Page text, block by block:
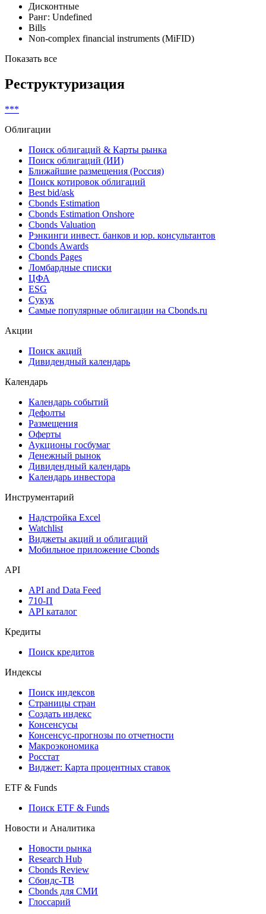
Классификатор выпуска
Дисконтные
Ранг: Undefined
Реструктуризация
Облигации
Поиск облигаций & Карты рынка
Поиск облигаций (ИИ)
Ближайшие размещения (Россия)
Поиск котировок облигаций
Best bid/ask
Cbonds Estimation
Cbonds Estimation Onshore
Cbonds Valuation
Рэнкинги инвест. банков и юр. консультантов
Cbonds Awards
Cbonds Pages
Ломбардные списки
ESG
Самые популярные облигации на Cbonds.ru
Дивидендный календарь
Календарь
Календарь событий
Дефолты
Размещения
Оферты
Аукционы госбумаг
Денежный рынок
Календарь инвестора
Инструментарий
Надстройка Excel
Мобильное приложение Cbonds
API
API and Data Feed
API каталог
Кредиты
Поиск кредитов
Индексы
Поиск индексов
Страницы стран
Создать индекс
Консенсусы
Консенсус-прогнозы по отчетности
Макроэкономика
Виджет: Карта процентных ставок
ETF & Funds
Поиск ETF & Funds
Новости и Аналитика
Новости рынка
Research Hub
Cbonds Review